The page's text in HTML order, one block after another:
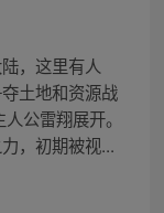
，这里有人
土地和资源战
公雷翔展开。
，初期被视...